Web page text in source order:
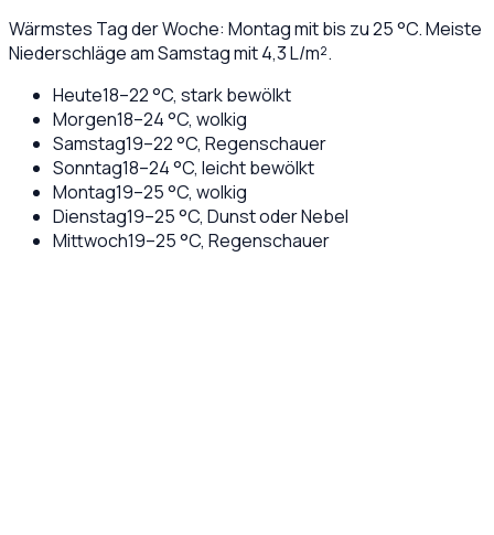
Wärmstes Tag der Woche: Montag mit bis zu 25 °C. Meiste
Niederschläge am Samstag mit 4,3 L/m².
Heute18–22°C, stark bewölkt
Morgen18–24°C, wolkig
Samstag19–22°C, Regenschauer
Sonntag18–24°C, leicht bewölkt
Montag19–25°C, wolkig
Dienstag19–25°C, Dunst oder Nebel
Mittwoch19–25°C, Regenschauer